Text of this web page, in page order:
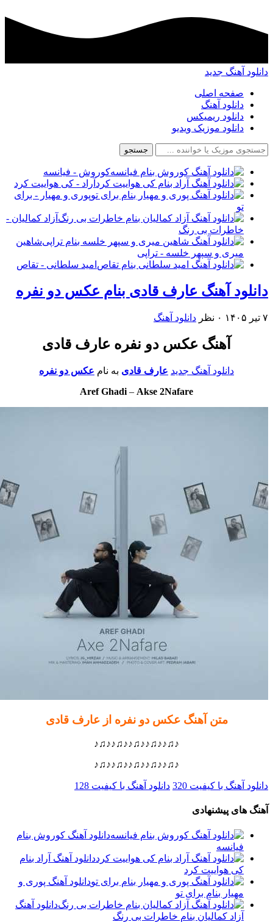
آهنگ جدید
صفحه اصلی
دانلود آهنگ
دانلود ریمیکس
دانلود موزیک ویدیو
جستجو
کوروش - فیانسه
آراد - کی هواییت کرد
پوری و مهیار - برای
آزاد کمالیان -
خاطرات بی رنگ
شاهین
میری و سپهر خلسه - تراپی
امید سلطانی - تقاص
آهنگ عارف قادی بنام عکس دو نفره
۰ نظر دانلود آهنگ
آهنگ عکس دو نفره عارف قادی
دانلود آهنگ جدید عارف قادیبه نام عکس دو نفره
Aref Ghadi–Akse 2Nafare
متن آهنگ عکس دو نفره از عارف قادی
♪♫♪♪♫♪♪♫♪♪♫♪♪♫♪
♪♫♪♪♫♪♪♫♪♪♫♪♪♫♪
آهنگ با کیفیت 320 دانلود آهنگ با کیفیت 128
پیشنهادی
دانلود آهنگ کوروش بنام
فیانسه
دانلود آهنگ آراد بنام
کی هواییت کرد
دانلود آهنگ پوری و
مهیار بنام برای تو
دانلود آهنگ
آزاد کمالیان بنام خاطرات بی رنگ